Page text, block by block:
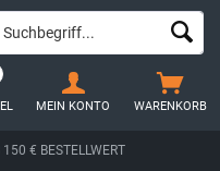
€ BESTELLWERT
WARENKORB
MEIN KONTO